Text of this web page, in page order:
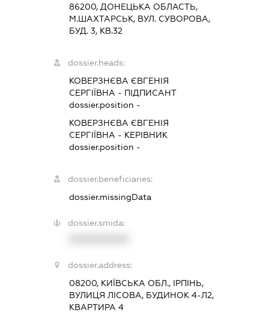
86200, ДОНЕЦЬКА ОБЛАСТЬ,
М.ШАХТАРСЬК, ВУЛ. СУВОРОВА,
БУД. 3, КВ.32
dossier.heads:
КОВЕРЗНЄВА ЄВГЕНІЯ
СЕРГІЇВНА - ПІДПИСАНТ
dossier.position -
КОВЕРЗНЄВА ЄВГЕНІЯ
СЕРГІЇВНА - КЕРІВНИК
dossier.position -
dossier.beneficiaries:
dossier.missingData
dossier.smida:
dossier.address:
08200, КИЇВСЬКА ОБЛ., ІРПІНЬ,
ВУЛИЦЯ ЛІСОВА, БУДИНОК 4-Л2,
КВАРТИРА 4